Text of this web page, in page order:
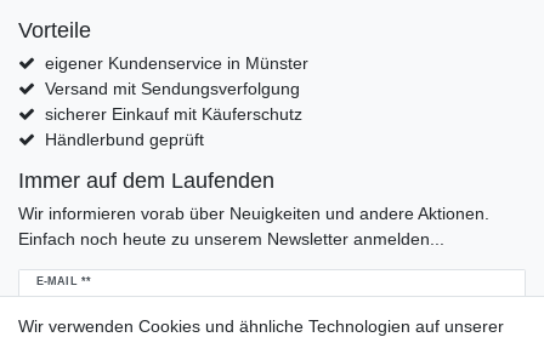
Vorteile
eigener Kundenservice in Münster
Versand mit Sendungsverfolgung
sicherer Einkauf mit Käuferschutz
Händlerbund geprüft
Immer auf dem Laufenden
Wir informieren vorab über Neuigkeiten und andere Aktionen.
Einfach noch heute zu unserem Newsletter anmelden...
E-MAIL **
Newsletter
Wir verwenden Cookies und ähnliche Technologien auf unserer